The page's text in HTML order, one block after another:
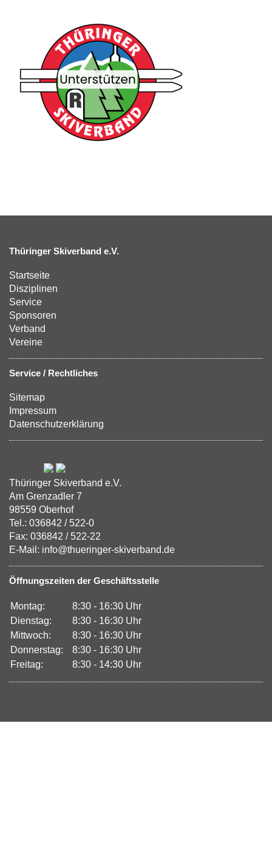
Thüringer Skiverband e.V.
Startseite
Disziplinen
Service
Sponsoren
Verband
Vereine
Service / Rechtliches
Sitemap
Impressum
Datenschutzerklärung
Thüringer Skiverband e.V.
Am Grenzadler 7
98559 Oberhof
Tel.: 036842 / 522-0
Fax: 036842 / 522-22
E-Mail: info@thueringer-skiverband.de
Öffnungszeiten der Geschäftsstelle
Montag:
8:30 - 16:30 Uhr
Dienstag:
8:30 - 16:30 Uhr
Mittwoch:
8:30 - 16:30 Uhr
Donnerstag:
8:30 - 16:30 Uhr
Freitag:
8:30 - 14:30 Uhr